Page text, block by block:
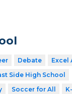
Debate Excel
Side High School
Soccer for All